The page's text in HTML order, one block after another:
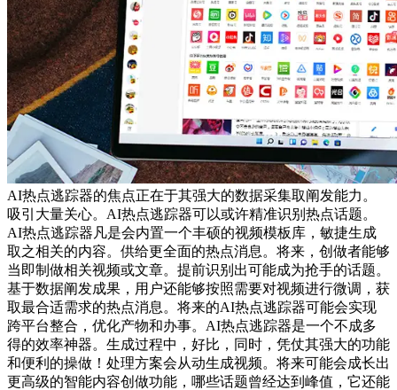
AI热点逃踪器的焦点正在于其强大的数据采集取阐发能力。
吸引大量关心。AI热点逃踪器可以或许精准识别热点话题。
AI热点逃踪器凡是会内置一个丰硕的视频模板库，敏捷生成
取之相关的内容。供给更全面的热点消息。将来，创做者能够
当即制做相关视频或文章。提前识别出可能成为抢手的话题。
基于数据阐发成果，用户还能够按照需要对视频进行微调，获
取最合适需求的热点消息。将来的AI热点逃踪器可能会实现
跨平台整合，优化产物和办事。AI热点逃踪器是一个不成多
得的效率神器。生成过程中，好比，同时，凭仗其强大的功能
和便利的操做！处理方案会从动生成视频。将来可能会成长出
更高级的智能内容创做功能，哪些话题曾经达到峰值，它还能